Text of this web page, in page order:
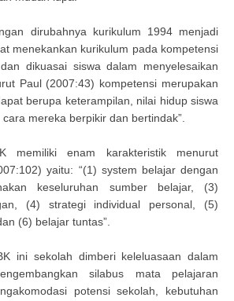
dirubahnya kurikulum 1994 menjadi
menekankan kurikulum pada kompetensi
dikuasai siswa dalam menyelesaikan
Paul (2007:43) kompetensi merupakan
berupa keterampilan, nilai hidup siswa
mereka berpikir dan bertindak”.
memiliki enam karakteristik menurut
yaitu: “(1) system belajar dengan
keseluruhan sumber belajar, (3)
(4) strategi individual personal, (5)
(6) belajar tuntas”.
ini sekolah dimberi keleluasaan dalam
silabus mata pelajaran
potensi sekolah, kebutuhan